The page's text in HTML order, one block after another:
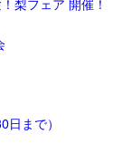
梨フェア 開催！
まで）